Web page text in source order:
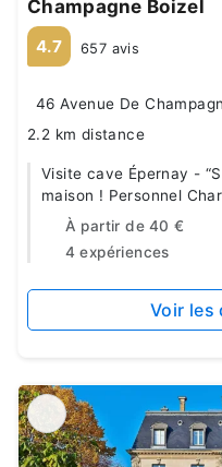
Champagne Boizel
4.7 657 avis
46 Avenue De
2.2 km distance
Visite cave Épernay -
maison ! Personnel
À partir de 40 €
4 expériences
Voir les